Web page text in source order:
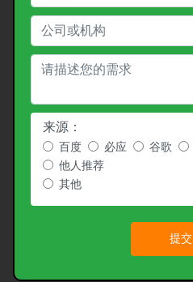
来源：
百度 必应 谷歌
他人推荐
其他
提交